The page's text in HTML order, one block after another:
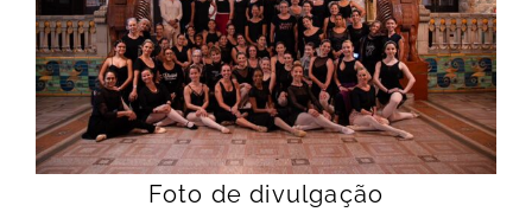
Foto de divulgação